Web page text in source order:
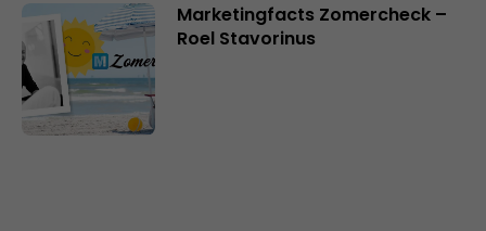
Marketingfacts Zomercheck –
Roel Stavorinus